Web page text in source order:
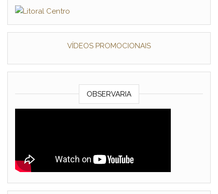
VÍDEOS PROMOCIONAIS
OBSERVARIA